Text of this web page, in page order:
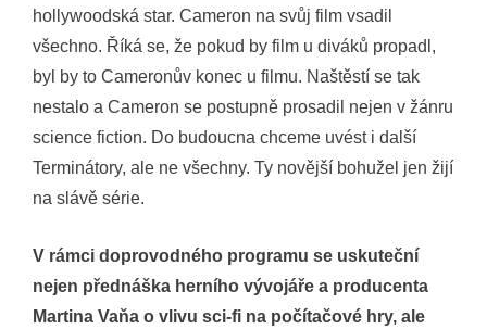
hollywoodská star. Cameron na svůj film vsadil
všechno. Říká se, že pokud by film u diváků propadl,
byl by to Cameronův konec u filmu. Naštěstí se tak
nestalo a Cameron se postupně prosadil nejen v žánru
science fiction. Do budoucna chceme uvést i další
Terminátory, ale ne všechny. Ty novější bohužel jen žijí
na slávě série.
V rámci doprovodného programu se uskuteční
nejen přednáška herního vývojáře a producenta
Martina Vaňa o vlivu sci-fi na počítačové hry, ale